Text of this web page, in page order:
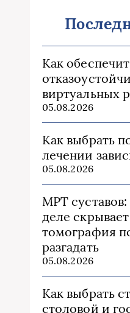
Как
виртуальных
05.08.2026
Как выбрать
лечении
05.08.2026
МРТ
деле
томография
разгадать
05.08.2026
Как выбрать
столовой и